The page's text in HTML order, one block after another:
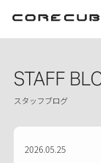
STAFF
スタッフブログ
2026.05.25